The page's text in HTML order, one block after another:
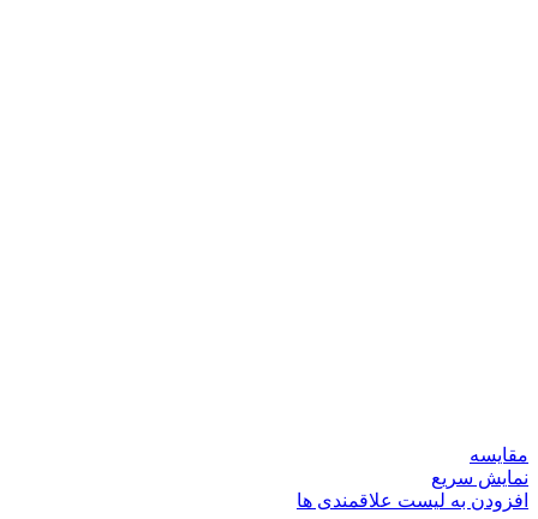
مقایسه
نمایش سریع
افزودن به لیست علاقمندی ها